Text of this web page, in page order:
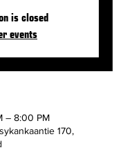
is closed
events
– 8:00 PM
170,